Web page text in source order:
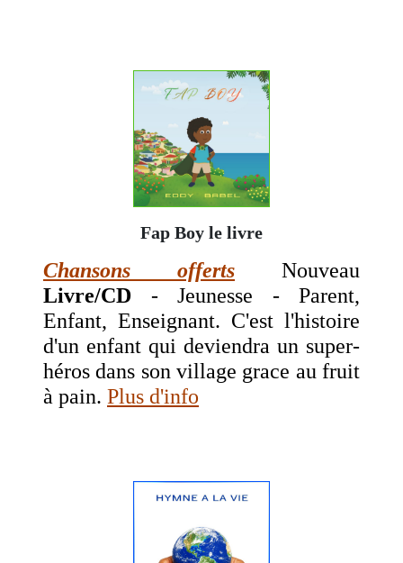
Fap Boy le livre
Chansons offerts Nouveau
Livre/CD - Jeunesse - Parent,
Enfant, Enseignant. C'est l'histoire
d'un enfant qui deviendra un super-
héros dans son village grace au fruit
à pain. Plus d'info